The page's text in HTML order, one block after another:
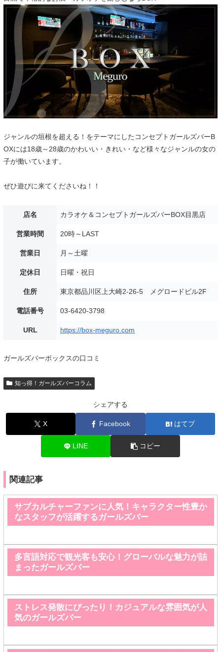
ジャンルの垣根を超える！をテーマにしたコンセプトガールズバーB
OXには18歳～28歳のかわいい・きれい・など様々なジャンルの女の
子が働いています。
ぜひ遊びに来てくださいね！！
店名 カラオケ＆コンセプトガールズバーBOX目黒店
営業時間 20時～LAST
営業日 月～土曜
定休日 日曜・祝日
住所 東京都品川区上大崎2-26-5 メグロードビル2F
電話番号 03-6420-3798
URL https://box-meguro.com
ガールズバーボックスの口コミ
知っ得！ガールズバーコラム
シェアする
X Facebook はてブ
LINE コピー
関連記事
サブカルチャーファンに人気！キャラクター性豊か
なスタッフが活躍するガールズバー
多言語対応で観光客も安心！グローバルな魅力が詰
まったガールズバー
ストレス発散にぴったり！カジュアルな雰囲気が人
気のガールズバー